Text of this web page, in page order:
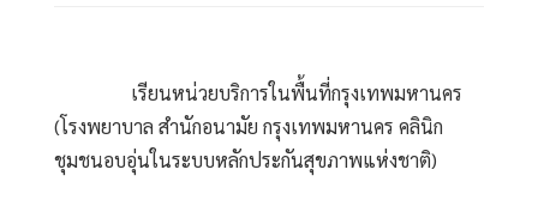
(โรงพยาบาล สำนักอนามัย กรุงเทพมหานคร คลินิก
ชุมชนอบอุ่นในระบบหลักประกันสุขภาพแห่งชาติ)